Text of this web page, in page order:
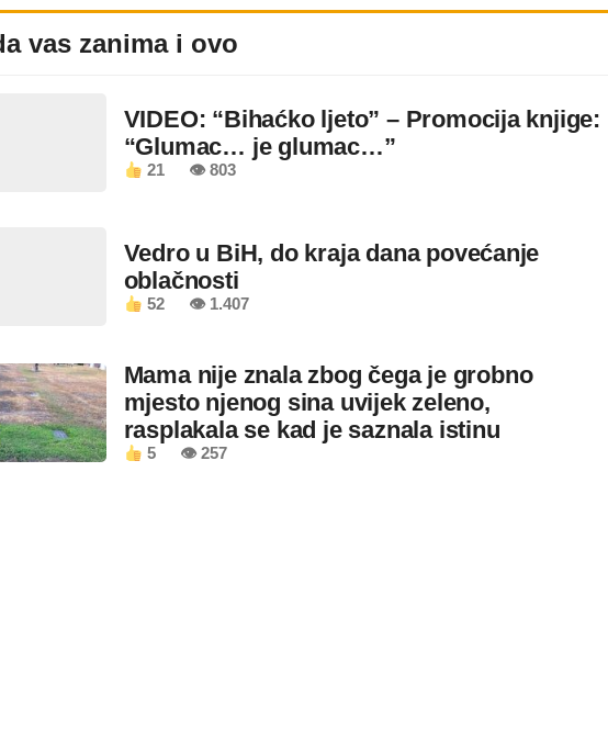
vas zanima i ovo
VIDEO: “Bihaćko ljeto” – Promocija knjige:
“Glumac… je glumac…”
21 👁 803
Vedro u BiH, do kraja dana povećanje
oblačnosti
52 👁 1.407
Mama nije znala zbog čega je grobno
mjesto njenog sina uvijek zeleno,
rasplakala se kad je saznala istinu
5 👁 257